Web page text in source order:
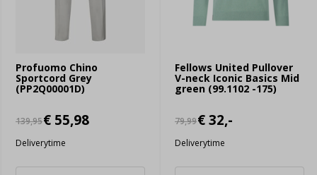
Profuomo Chino
Sportcord Grey
(PP2Q00001D)
139,95€ 55,98
Deliverytime
Fellows United Pullover
V-neck Iconic Basics Mid
green (99.1102 -175)
79,99€ 32,-
Deliverytime